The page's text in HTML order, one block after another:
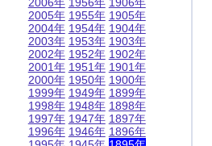
2005年
2004年
2003年
2002年
2001年
2000年
1999年
1998年
1997年
1996年
1955年
1954年
1953年
1952年
1951年
1950年
1949年
1948年
1947年
1946年
1905年
1904年
1903年
1902年
1901年
1900年
1899年
1898年
1897年
1896年